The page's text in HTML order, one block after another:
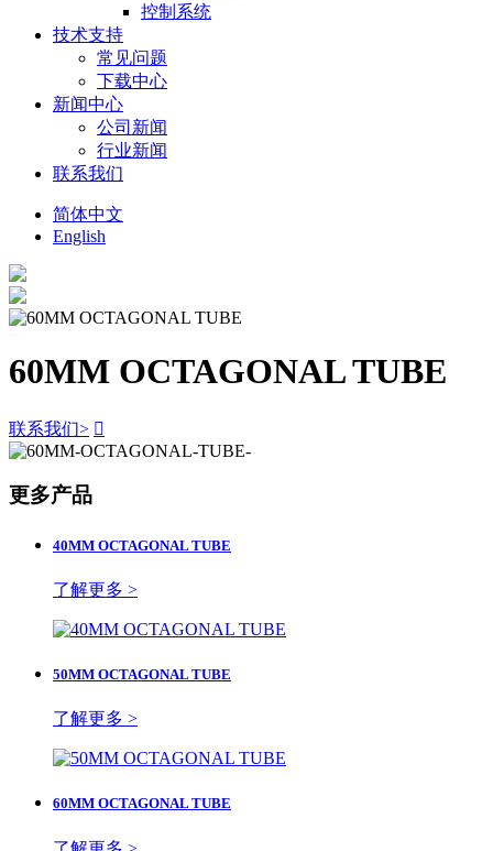
控制系统
技术支持
常见问题
下载中心
新闻中心
公司新闻
行业新闻
联系我们
简体中文
English
60MM OCTAGONAL TUBE
联系我们> 
更多产品
40MM OCTAGONAL TUBE
了解更多 >
50MM OCTAGONAL TUBE
了解更多 >
60MM OCTAGONAL TUBE